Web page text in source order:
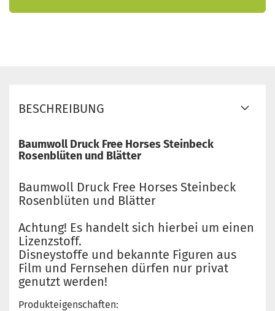
BESCHREIBUNG
Baumwoll Druck Free Horses Steinbeck
Rosenblüten und Blätter
Baumwoll Druck Free Horses Steinbeck
Rosenblüten und Blätter
Achtung! Es handelt sich hierbei um einen
Lizenzstoff.
Disneystoffe und bekannte Figuren aus
Film und Fernsehen dürfen nur privat
genutzt werden!
Produkteigenschaften: